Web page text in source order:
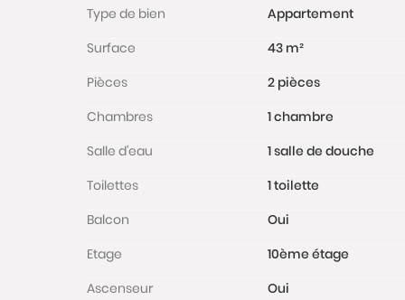
Type de bien
Appartement
Surface
43 m²
Pièces
2 pièces
Chambres
1 chambre
Salle d'eau
1 salle de douche
Toilettes
1 toilette
Balcon
Oui
Etage
10ème étage
Ascenseur
Oui